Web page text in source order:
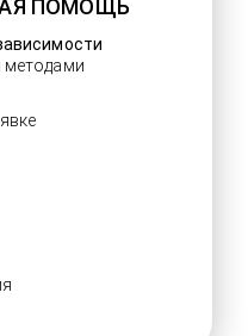
ПОМОЩЬ
методами